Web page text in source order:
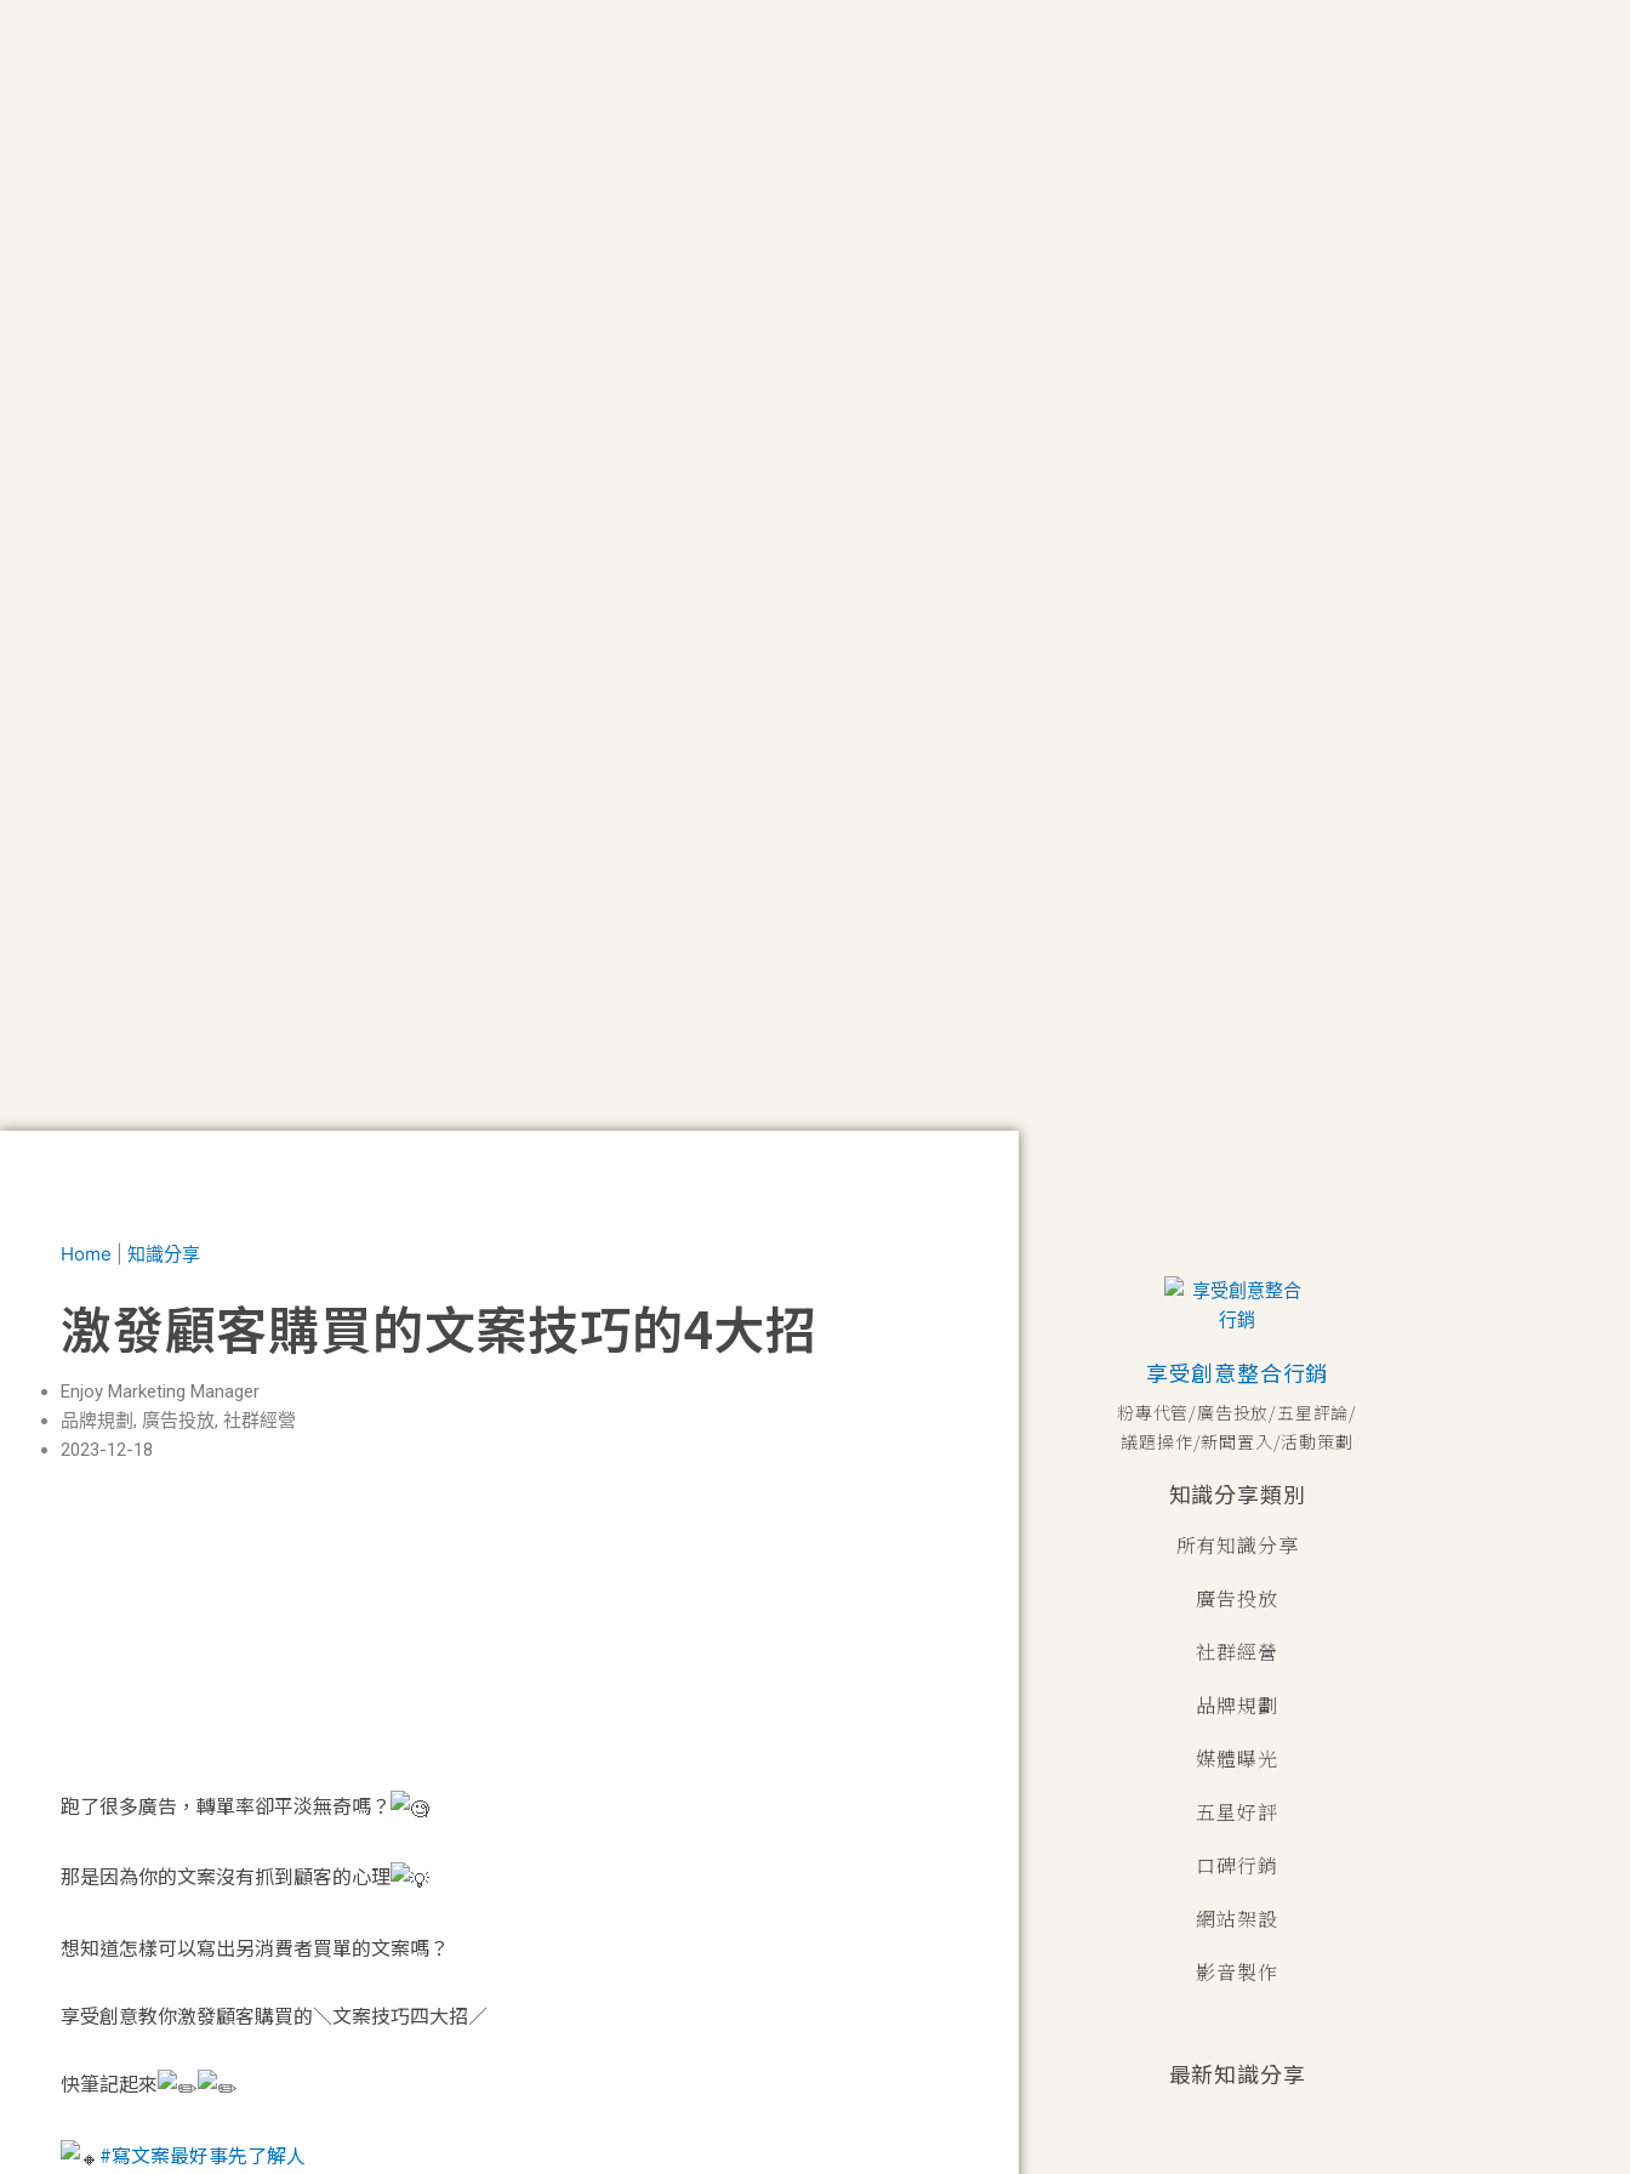
Home 知識分享
激發顧客購買的文案技巧的4大招
Enjoy Marketing Manager
品牌規劃 , 廣告投放, 社群經營
2023-12-18
跑了很多廣告，轉單率卻平淡無奇嗎？
那是因為你的文案沒有抓到顧客的心理
想知道怎樣可以寫出另消費者買單的文案嗎？
享受創意教你激發顧客購買的＼文案技巧四大招／
快筆記起來
#寫文案最好事先了解人
享受創意整合行銷
粉專代管/廣告投放/五星評論/
議題操作/新聞置入/活動策劃
知識分享類別
所有知識分享
廣告投放
社群經營
品牌規劃
媒體曝光
五星好評
口碑行銷
網站架設
影音製作
最新知識分享